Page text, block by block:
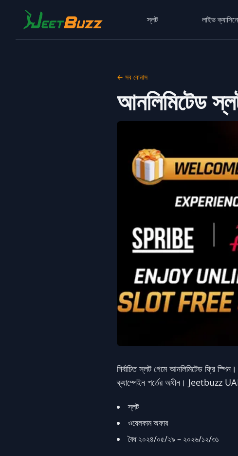
স্লট লাইভ
← সব বোনাস
আনলিমিটেড
নির্বাচিত স্লট গেমে আনলিমিটেড ফ্রি
ক্যাম্পেইন শর্তের অধীন।
স্লট
ওয়েলকাম অফার
বৈধ ২০২৪/০৫/২৯ – ২০২৬/১২/৩১